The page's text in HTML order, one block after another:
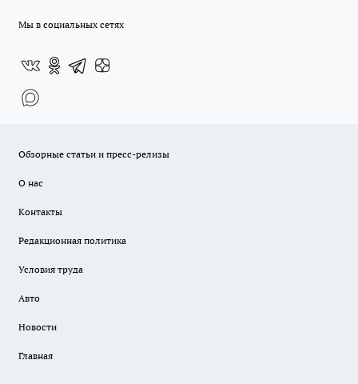
Мы в социальных сетях
Обзорные статьи и пресс-релизы
О нас
Контакты
Редакционная политика
Условия труда
Авто
Новости
Главная